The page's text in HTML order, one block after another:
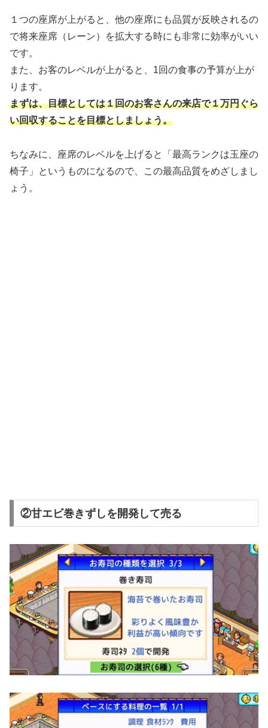
１つの座席が上がると、他の座席にも品質が反映されるの
で将来座席（レーン）を拡大する時にも非常に効率がいい
です。
また、お客のレベルが上がると、1回の食事の予算が上が
ります。
まずは、目標としては１回のお客さんの来店で１万円ぐら
い回収することを目標としましょう。
ちなみに、座席のレベルを上げると「最高ランクは玉座の
椅子」というものになるので、この最高品質をめざしまし
ょう。
②甘エビ巻きずしを開発して売る